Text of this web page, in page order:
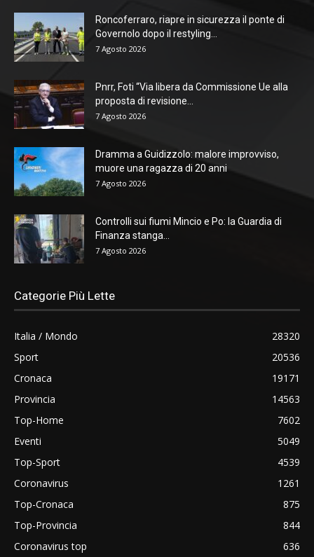
Roncoferraro, riapre in sicurezza il ponte di
Governolo dopo il restyling...
7 Agosto 2026
Pnrr, Foti “Via libera da Commissione Ue alla
proposta di revisione...
7 Agosto 2026
Dramma a Guidizzolo: malore improvviso,
muore una ragazza di 20 anni
7 Agosto 2026
Controlli sui fiumi Mincio e Po: la Guardia di
Finanza stanga...
7 Agosto 2026
Categorie Più Lette
Italia / Mondo
28320
Sport
20536
Cronaca
19171
Provincia
14563
Top-Home
7602
Eventi
5049
Top-Sport
4539
Coronavirus
1261
Top-Cronaca
875
Top-Provincia
844
Coronavirus top
636